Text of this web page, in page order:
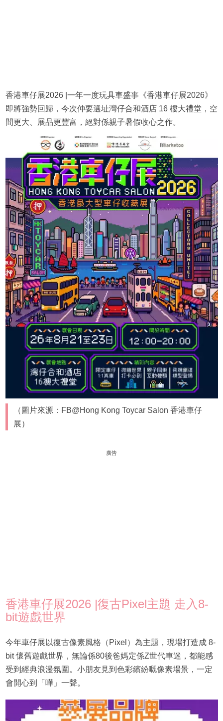
香港車仔展2026 |一年一度玩具車盛事《香港車仔展2026》
即將強勢回歸，今次仲要選址灣仔合和酒店 16 樓大禮堂，空
間更大、展品更豐富，絕對係親子暑假收心之作。
（圖片來源：FB@Hong Kong Toycar Salon 香港車仔
展）
廣告
香港車仔展2026 |復古Pixel主題 走入8-
bit遊戲世界
今年車仔展以復古像素風格（Pixel）為主題，現場打造成 8-
bit 懷舊遊戲世界，無論係80後爸媽定係Z世代車迷，都能感
受到經典浪漫氛圍。小朋友見到色彩繽紛嘅像素場景，一定
會開心到「嘩」一聲。